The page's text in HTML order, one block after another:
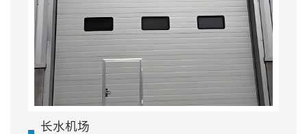
长水机场